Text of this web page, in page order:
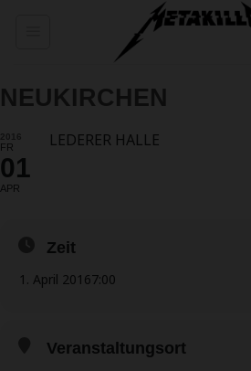
NEUKIRCHEN
FR
01
APR
LEDERER HALLE
Zeit
1. April 20167:00
Veranstaltungsort